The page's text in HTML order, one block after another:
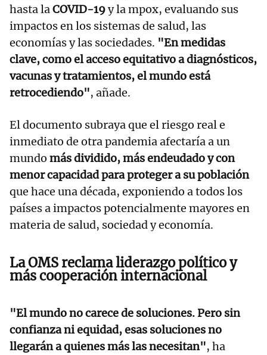
hasta laCOVID-19y la mpox, evaluando sus
impactos en los sistemas de salud, las
economías y las sociedades. "En medidas
clave, como el acceso equitativo a diagnósticos,
vacunas y tratamientos, el mundo está
retrocediendo", añade.
El documento subraya que el riesgo real e
inmediato de otra pandemia afectaría a un
mundo más dividido, más endeudado y con
menor capacidad para proteger a su población
que hace una década, exponiendo a todos los
países a impactos potencialmente mayores en
materia de salud, sociedad y economía.
La OMS reclama liderazgo político y
más cooperación internacional
"El mundo no carece de soluciones. Pero sin
confianza ni equidad, esas soluciones no
llegarán a quienes más las necesitan", ha